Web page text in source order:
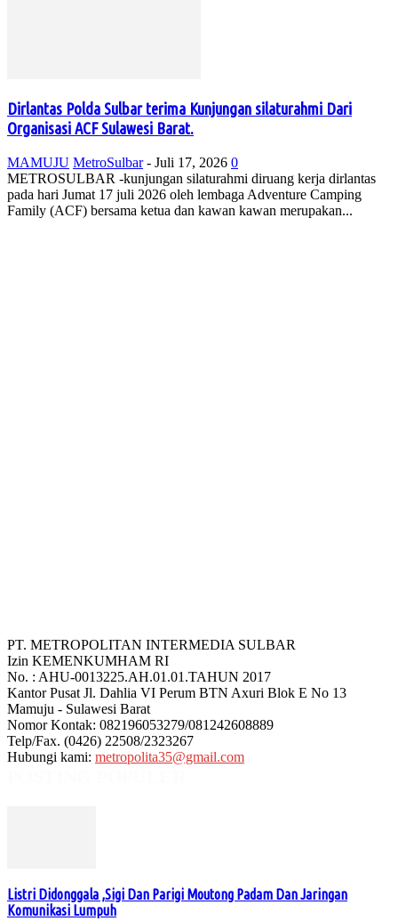
Dirlantas Polda Sulbar terima Kunjungan silaturahmi Dari
Organisasi ACF Sulawesi Barat.
MAMUJU MetroSulbar - Juli 17, 2026 0
METROSULBAR -kunjungan silaturahmi diruang kerja dirlantas
pada hari Jumat 17 juli 2026 oleh lembaga Adventure Camping
Family (ACF) bersama ketua dan kawan kawan merupakan...
PT. METROPOLITAN INTERMEDIA SULBAR
Izin KEMENKUMHAM RI
No. : AHU-0013225.AH.01.01.TAHUN 2017
Kantor Pusat Jl. Dahlia VI Perum BTN Axuri Blok E No 13
Mamuju - Sulawesi Barat
Nomor Kontak: 082196053279/081242608889
Telp/Fax. (0426) 22508/2323267
Hubungi kami: metropolita35@gmail.com
Listri Didonggala ,Sigi Dan Parigi Moutong Padam Dan Jaringan
Komunikasi Lumpuh